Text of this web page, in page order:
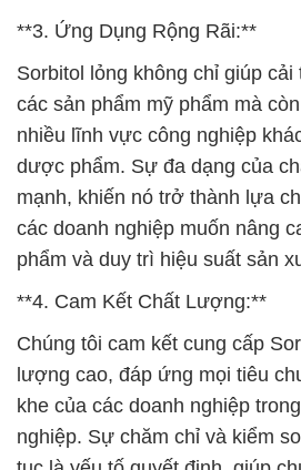
**3. Ứng Dụng Rộng Rãi:**
Sorbitol lỏng không chỉ giúp
các sản phẩm mỹ phẩm mà
nhiều lĩnh vực công nghiệp
dược phẩm. Sự đa dạng của
mạnh, khiến nó trở thành lựa
các doanh nghiệp muốn nâng
phẩm và duy trì hiệu suất sản
**4. Cam Kết Chất Lượng:**
Chúng tôi cam kết cung cấp
lượng cao, đáp ứng mọi tiêu
khe của các doanh nghiệp
nghiệp. Sự chăm chỉ và kiểm